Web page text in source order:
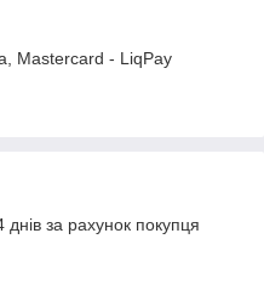
Mastercard - LiqPay
за рахунок покупця